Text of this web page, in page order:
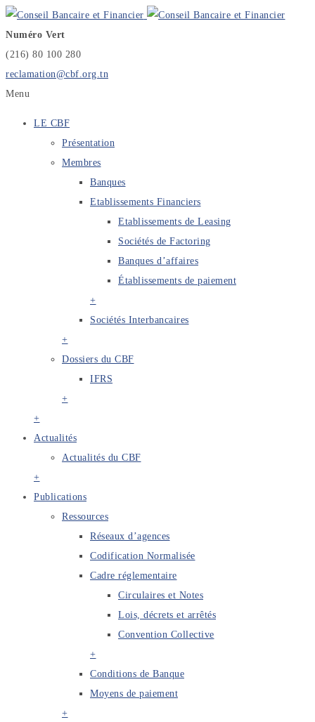
Numéro Vert
(216) 80 100 280
reclamation@cbf.org.tn
Menu
LE CBF
Présentation
Membres
Banques
Etablissements Financiers
Etablissements de Leasing
Sociétés de Factoring
Banques d’affaires
Établissements de paiement
+
Sociétés Interbancaires
+
Dossiers du CBF
IFRS
+
+
Actualités
Actualités du CBF
+
Publications
Ressources
Réseaux d’agences
Codification Normalisée
Cadre réglementaire
Circulaires et Notes
Lois, décrets et arrêtés
Convention Collective
+
Conditions de Banque
Moyens de paiement
+